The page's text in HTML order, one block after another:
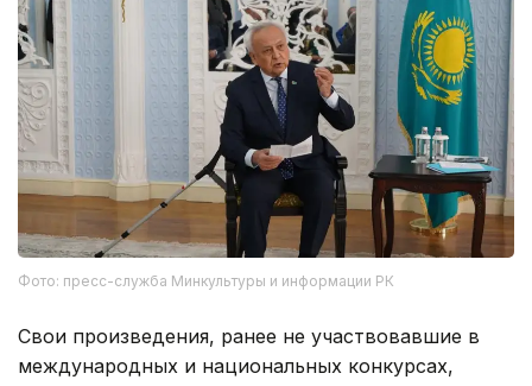
Фото: пресс-служба Минкультуры и информации РК
Свои произведения, ранее не участвовавшие в
международных и национальных конкурсах,